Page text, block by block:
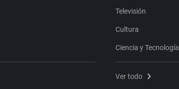
Televisión
Cultura
Ciencia y Tecnología
Ver todo